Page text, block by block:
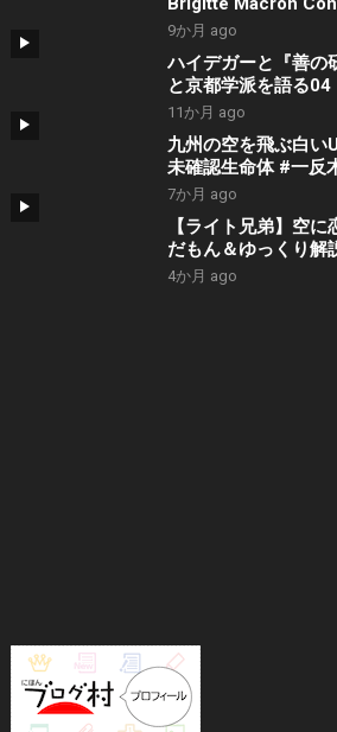
9か月 ago
ハイデガーと『善の
と京都学派を語る04
11か月 ago
九州の空を飛ぶ白
未確認生命体 #一反
7か月 ago
【ライト兄弟】空
だもん＆ゆっくり解
4か月 ago